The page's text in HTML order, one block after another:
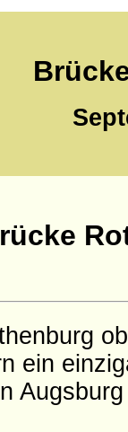
ein